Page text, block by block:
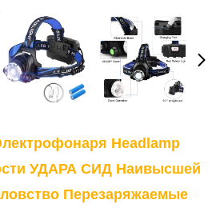
Headlamp
УДАРА СИД Наивысшей
Перезаряжаемые